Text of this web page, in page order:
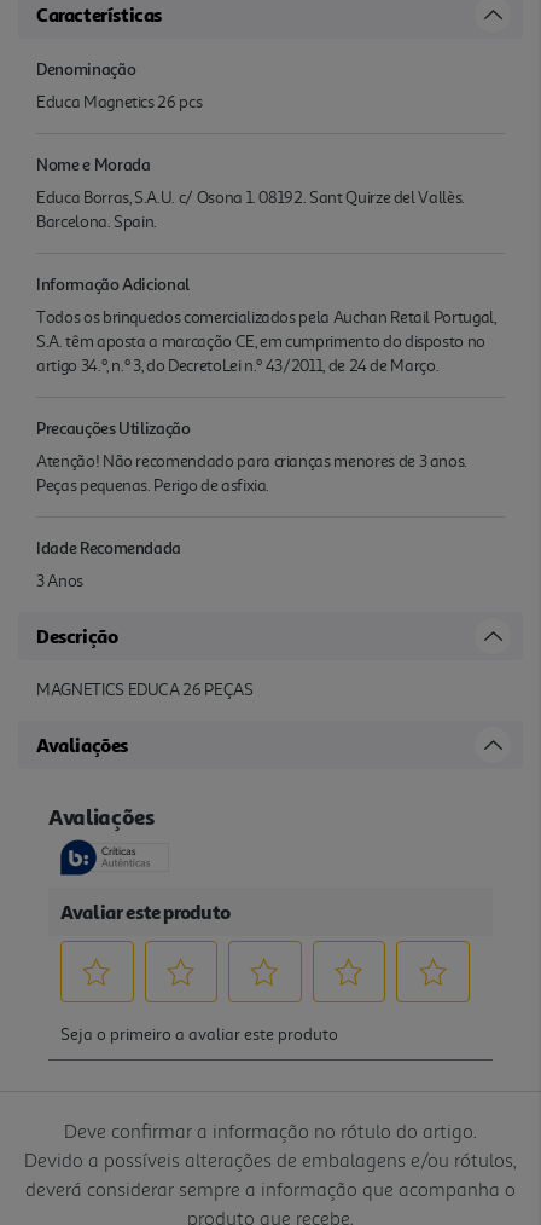
Características
Denominação
Educa Magnetics 26 pcs
Nome e Morada
Educa Borras, S.A.U. c/ Osona 1. 08192. Sant Quirze del Vallès.
Barcelona. Spain.
Informação Adicional
Todos os brinquedos comercializados pela Auchan Retail Portugal,
S.A. têm aposta a marcação CE, em cumprimento do disposto no
artigo 34.º, n.º 3, do DecretoLei n.º 43/2011, de 24 de Março.
Precauções Utilização
Atenção! Não recomendado para crianças menores de 3 anos.
Peças pequenas. Perigo de asfixia.
Idade Recomendada
3 Anos
Descrição
MAGNETICS EDUCA 26 PEÇAS
Avaliações
Deve confirmar a informação no rótulo do artigo.
Devido a possíveis alterações de embalagens e/ou rótulos,
deverá considerar sempre a informação que acompanha o
produto que recebe.